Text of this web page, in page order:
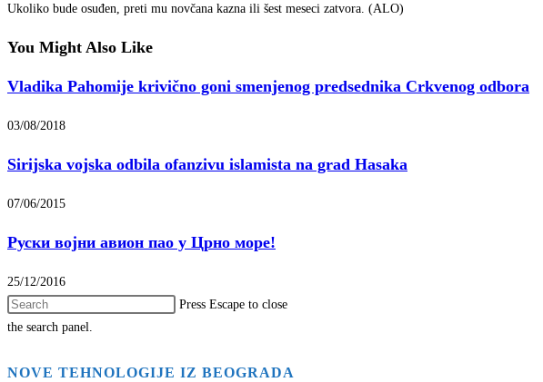
Ukoliko bude osuđen, preti mu novčana kazna ili šest meseci zatvora. (ALO)
You Might Also Like
Vladika Pahomije krivično goni smenjenog predsednika Crkvenog odbora
03/08/2018
Sirijska vojska odbila ofanzivu islamista na grad Hasaka
07/06/2015
Руски војни авион пао у Црно море!
25/12/2016
Press Escape to close
the search panel.
NOVE TEHNOLOGIJE IZ BEOGRADA